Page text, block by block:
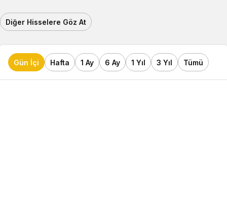
Diğer Hisselere Göz At
Gün İçi Hafta 1 Ay 6 Ay 1 Yıl 3 Yıl Tümü